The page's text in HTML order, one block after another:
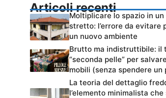
Articoli recenti
Moltiplicare lo spazio in un
stretto: l’errore da evitare
un nuovo ambiente
Brutto ma indistruttibile: il
“seconda pelle” per
mobili (senza spendere un
La teoria del dettaglio
l’elemento minimalista che